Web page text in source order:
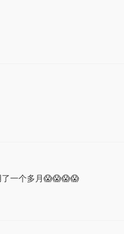
了一个多月😱😱😱😱